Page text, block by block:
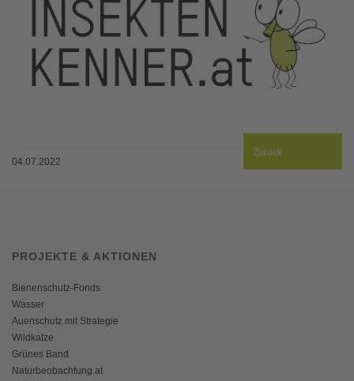
04.07.2022
Zurück
PROJEKTE & AKTIONEN
Bienenschutz-Fonds
Wasser
Auenschutz mit Strategie
Wildkatze
Grünes Band
Naturbeobachtung.at